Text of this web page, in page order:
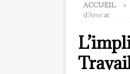
ACCUEIL
d’Avocat